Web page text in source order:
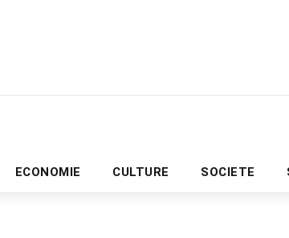
ECONOMIE CULTURE SOCIETE